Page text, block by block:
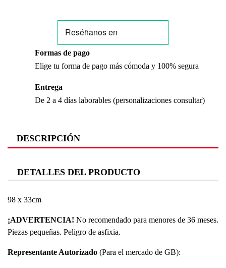
Formas de pago
Elige tu forma de pago más cómoda y 100% segura
Entrega
De 2 a 4 días laborables (personalizaciones consultar)
DESCRIPCIÓN
DETALLES DEL PRODUCTO
98 x 33cm
¡ADVERTENCIA! No recomendado para menores de 36 meses.
Piezas pequeñas. Peligro de asfixia.
Representante Autorizado (Para el mercado de GB):